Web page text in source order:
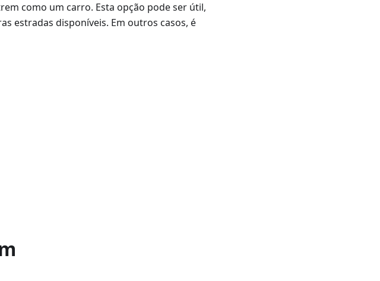
como um carro. Esta opção pode ser útil,
estradas disponíveis. Em outros casos, é